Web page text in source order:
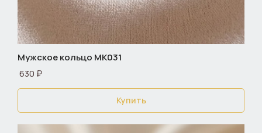
Мужское кольцо МК031
630 ₽
Купить